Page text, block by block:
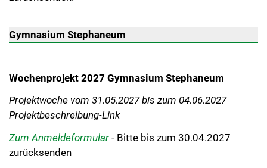
Gymnasium Stephaneum
Wochenprojekt 2027 Gymnasium Stephaneum
Projektwoche vom 31.05.2027 bis zum 04.06.2027
Projektbeschreibung-Link
Zum Anmeldeformular - Bitte bis zum 30.04.2027
zurücksenden